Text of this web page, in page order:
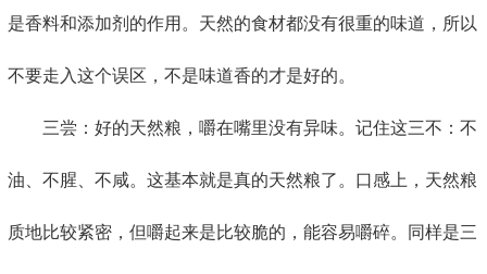
是香料和添加剂的作用。天然的食材都没有很重的味道，所以
不要走入这个误区，不是味道香的才是好的。
三尝：好的天然粮，嚼在嘴里没有异味。记住这三不：不
油、不腥、不咸。这基本就是真的天然粮了。口感上，天然粮
质地比较紧密，但嚼起来是比较脆的，能容易嚼碎。同样是三